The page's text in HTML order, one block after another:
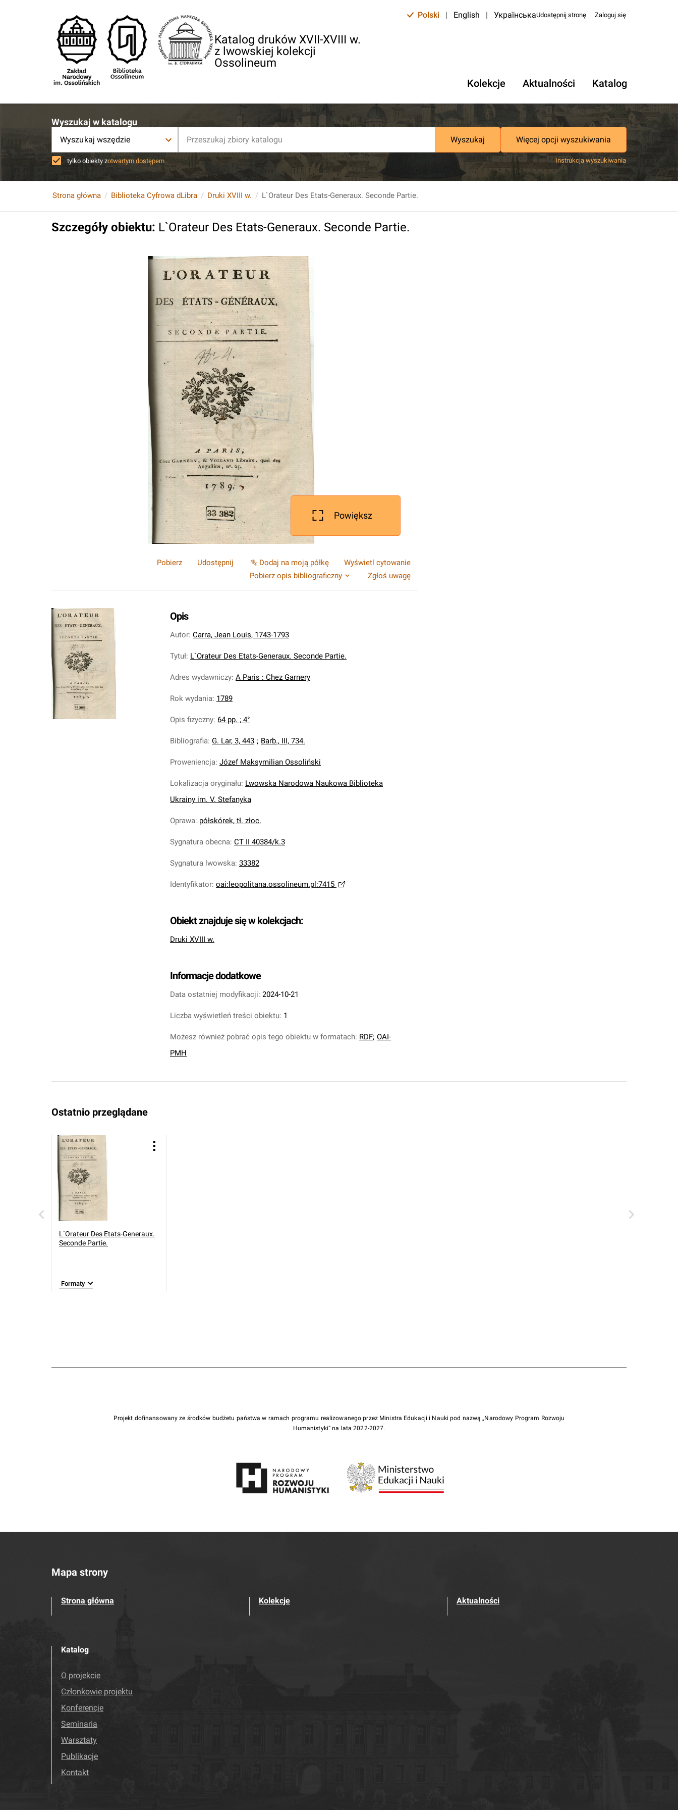
Katalog druków XVII-XVIII w.
z lwowskiej kolekcji
Ossolineum
Polski | English | УкраїнськаUdostępnij stronę Zaloguj się
Kolekcje Aktualności Katalog
Wyszukaj w katalogu
Wyszukaj wszędzie Wyszukaj Więcej opcji wyszukiwania
tylko obiekty zotwartym dostępem Instrukcja wyszukiwania
Strona główna Biblioteka Cyfrowa dLibra Druki XVIII w. L`Orateur Des Etats-Generaux. Seconde Partie.
Szczegóły obiektu: L`Orateur Des Etats-Generaux. Seconde Partie.
Powiększ
Pobierz Udostępnij Dodaj na moją półkę
Wyświetl cytowanie
Pobierz opis bibliograficzny
Zgłoś uwagę
Opis
Autor: Carra, Jean Louis, 1743-1793
Tytuł: L`Orateur Des Etats-Generaux. Seconde Partie.
Adres wydawniczy: A Paris : Chez Garnery
Rok wydania: 1789
Opis fizyczny: 64 pp. ; 4°
Bibliografia: G. Lar, 3, 443 ; Barb., III, 734.
Proweniencja: Józef Maksymilian Ossoliński
Lokalizacja oryginału: Lwowska Narodowa Naukowa Biblioteka
Ukrainy im. V. Stefanyka
Oprawa: półskórek, tł. złoc.
Sygnatura obecna: CT II 40384/k.3
Sygnatura lwowska: 33382
Identyfikator: oai:leopolitana.ossolineum.pl:7415
Obiekt znajduje się w kolekcjach:
Druki XVIII w.
Informacje dodatkowe
Data ostatniej modyfikacji: 2024-10-21
Liczba wyświetleń treści obiektu: 1
Możesz również pobrać opis tego obiektu w formatach: RDF; OAI-
PMH
Ostatnio przeglądane
L`Orateur Des Etats-Generaux.
Seconde Partie.
Formaty
Projekt dofinansowany ze środków budżetu państwa w ramach programu realizowanego przez Ministra Edukacji i Nauki pod nazwą „Narodowy Program Rozwoju
Humanistyki” na lata 2022-2027.
Mapa strony
Strona główna Kolekcje Aktualności
Katalog
O projekcie
Członkowie projektu
Konferencje
Seminaria
Warsztaty
Publikacje
Kontakt